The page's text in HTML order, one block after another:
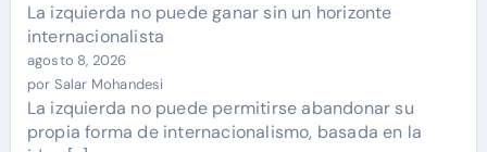
La izquierda no puede ganar sin un horizonte
internacionalista
agosto 8, 2026
por Salar Mohandesi
La izquierda no puede permitirse abandonar su
propia forma de internacionalismo, basada en la